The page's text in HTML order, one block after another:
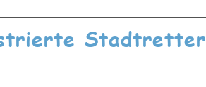
Stadtretter